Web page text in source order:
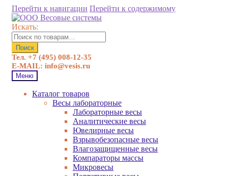
Перейти к навигации Перейти к содержимому
Искать:
Поиск
Тел. +7 (495) 008-12-35
E-MAIL: info@vesis.ru
Меню
Каталог товаров
Весы лабораторные
Лабораторные весы
Аналитические весы
Ювелирные весы
Взрывобезопасные весы
Влагозащищенные весы
Компараторы массы
Микровесы